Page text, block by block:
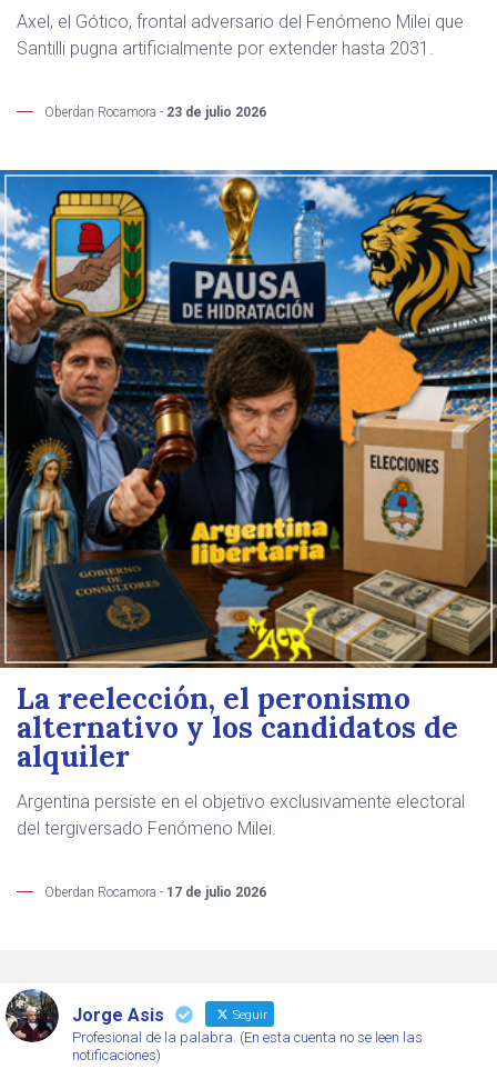
Axel, el Gótico, frontal adversario del Fenómeno Milei que
Santilli pugna artificialmente por extender hasta 2031.
Oberdan Rocamora - 23 de julio 2026
La reelección, el peronismo
alternativo y los candidatos de
alquiler
Argentina persiste en el objetivo exclusivamente electoral
del tergiversado Fenómeno Milei.
Oberdan Rocamora - 17 de julio 2026
Jorge Asis Seguir
Profesional de la palabra. (En esta cuenta no se leen las
notificaciones)